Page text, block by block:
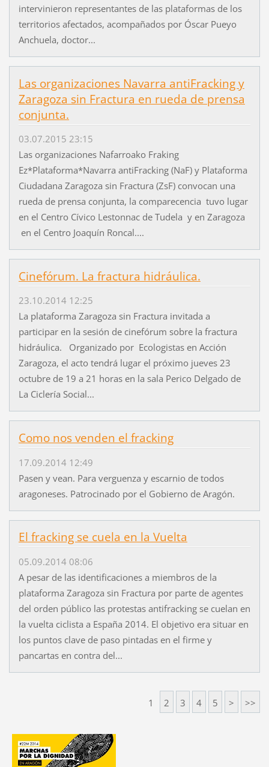
intervinieron representantes de las plataformas de los
territorios afectados, acompañados por Óscar Pueyo
Anchuela, doctor...
Las organizaciones Navarra antiFracking y
Zaragoza sin Fractura en rueda de prensa
conjunta.
03.07.2015 23:15
Las organizaciones Nafarroako Fraking
Ez*Plataforma*Navarra antiFracking (NaF) y Plataforma
Ciudadana Zaragoza sin Fractura (ZsF) convocan una
rueda de prensa conjunta, la comparecencia tuvo lugar
en el Centro Cívico Lestonnac de Tudela y en Zaragoza
en el Centro Joaquín Roncal....
Cinefórum. La fractura hidráulica.
23.10.2014 12:25
La plataforma Zaragoza sin Fractura invitada a
participar en la sesión de cinefórum sobre la fractura
hidráulica. Organizado por Ecologistas en Acción
Zaragoza, el acto tendrá lugar el próximo jueves 23
octubre de 19 a 21 horas en la sala Perico Delgado de
La Ciclería Social...
Como nos venden el fracking
17.09.2014 12:49
Pasen y vean. Para verguenza y escarnio de todos
aragoneses. Patrocinado por el Gobierno de Aragón.
El fracking se cuela en la Vuelta
05.09.2014 08:06
A pesar de las identificaciones a miembros de la
plataforma Zaragoza sin Fractura por parte de agentes
del orden público las protestas antifracking se cuelan en
la vuelta ciclista a España 2014. El objetivo era situar en
los puntos clave de paso pintadas en el firme y
pancartas en contra del...
1 2 3 4 5 > >>